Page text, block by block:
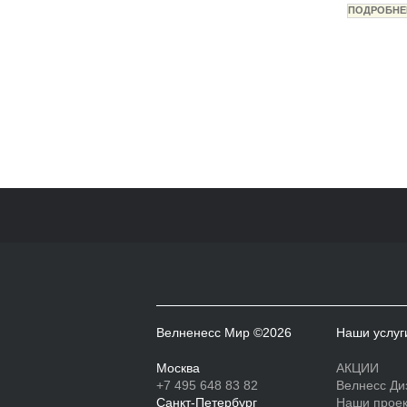
Наши
АКЦИИ
Велнесс
Наши
Велненесс Мир ©2026
Москва
+7 495 648 83 82
Санкт-Петербург